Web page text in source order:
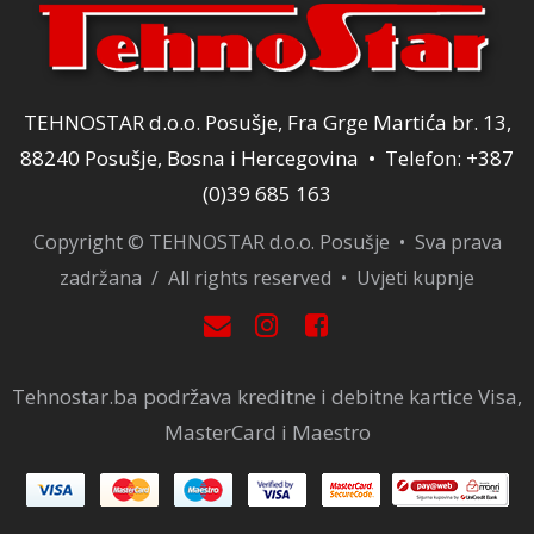
TEHNOSTAR d.o.o. Posušje, Fra Grge Martića br. 13,
88240 Posušje, Bosna i Hercegovina • Telefon: +387
(0)39 685 163
Copyright © TEHNOSTAR d.o.o. Posušje • Sva prava
zadržana / All rights reserved • Uvjeti kupnje
Tehnostar.ba podržava kreditne i debitne kartice Visa,
MasterCard i Maestro